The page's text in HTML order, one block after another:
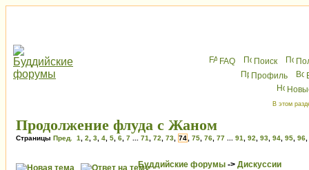
FAQ Поиск
Профиль
В этом
Продолжение флуда с Жаном
Страницы Пред. 1 2 3 4 5 6 7 71 72 73 74 75 76 77 91 92 93 94 95 96
Буддийские форумы -> Дискуссии